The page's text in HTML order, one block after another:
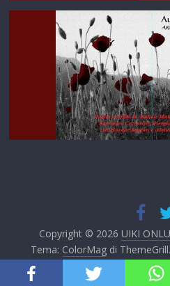
Copyright © 2026 UIKI
Tema: ColorMagdi